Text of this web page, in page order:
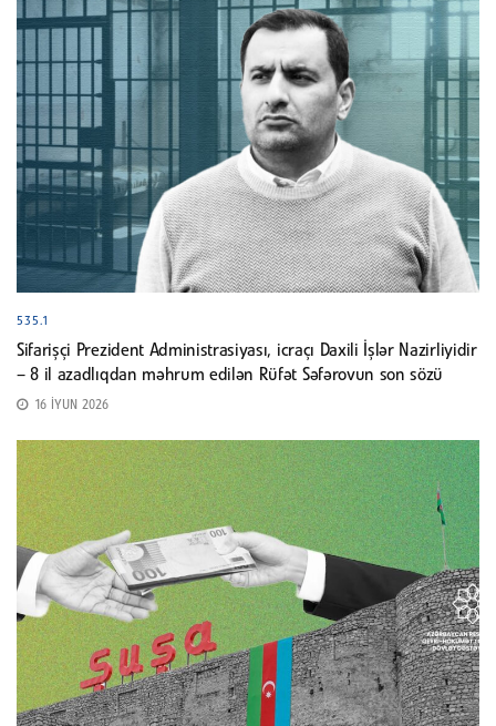
535.1
Sifarişçi Prezident Administrasiyası, icraçı Daxili İşlər Nazirliyidir
– 8 il azadlıqdan məhrum edilən Rüfət Səfərovun son sözü
16 İYUN 2026